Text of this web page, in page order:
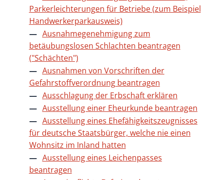
Parkerleichterungen für Betriebe (zum Beispiel
Handwerkerparkausweis)
Ausnahmegenehmigung zum
betäubungslosen Schlachten beantragen
("Schächten")
Ausnahmen von Vorschriften der
Gefahrstoffverordnung beantragen
Ausschlagung der Erbschaft erklären
Ausstellung einer Eheurkunde beantragen
Ausstellung eines Ehefähigkeitszeugnisses
für deutsche Staatsbürger, welche nie einen
Wohnsitz im Inland hatten
Ausstellung eines Leichenpasses
beantragen